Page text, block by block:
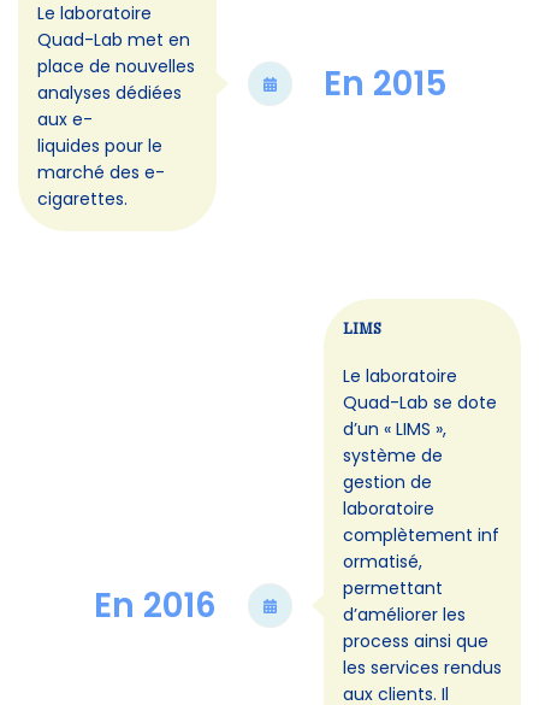
Le laboratoire
Quad-Lab met en
place de nouvelles
analyses dédiées
aux e-
liquides pour le
marché des e-
cigarettes.
En 2015
LIMS
Le laboratoire
Quad-Lab se dote
d’un « LIMS »,
système de
gestion de
laboratoire
complètement inf
ormatisé,
permettant
d’améliorer les
process ainsi que
les services rendus
aux clients. Il
En 2016